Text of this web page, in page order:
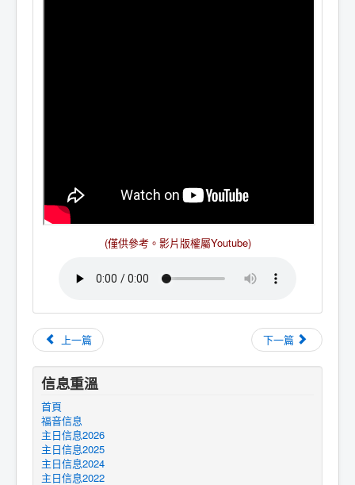
(僅供參考。影片版權屬Youtube)
上一篇 下一篇
信息重溫
首頁
福音信息
主日信息2026
主日信息2025
主日信息2024
主日信息2022